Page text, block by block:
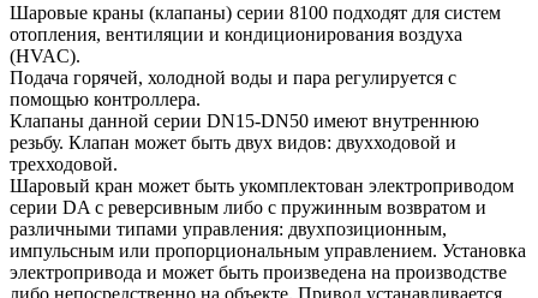
Шаровые краны (клапаны) серии 8100 подходят для систем
отопления, вентиляции и кондиционирования воздуха
(HVAC).
Подача горячей, холодной воды и пара регулируется с
помощью контроллера.
Клапаны данной серии DN15-DN50 имеют внутреннюю
резьбу. Клапан может быть двух видов: двухходовой и
трехходовой.
Шаровый кран может быть укомплектован электроприводом
серии DA с реверсивным либо с пружинным возвратом и
различными типами управления: двухпозиционным,
импульсным или пропорциональным управлением. Установка
электропривода и может быть произведена на производстве
либо непосредственно на объекте. Привод устанавливается